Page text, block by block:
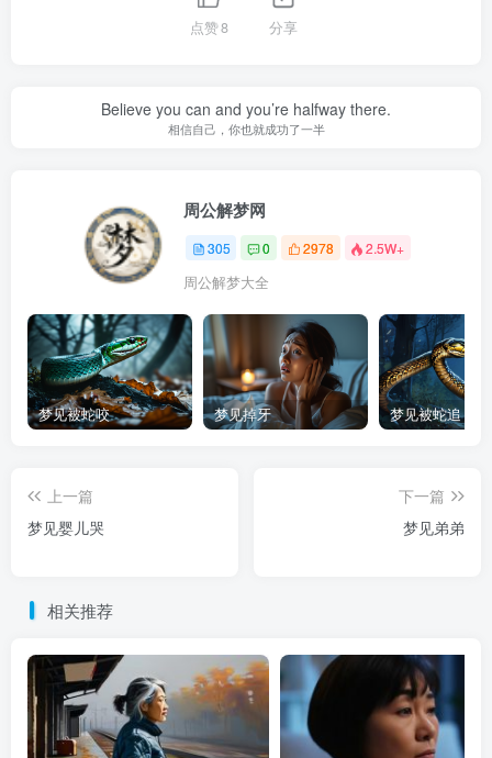
点赞8 分享
Believe you can and you’re halfway there.
相信自己，你也就成功了一半
周公解梦网
305 0 2978 2.5W+
周公解梦大全
梦见被蛇咬 梦见掉牙 梦见被蛇追
上一篇
梦见婴儿哭
下一篇
梦见弟弟
相关推荐